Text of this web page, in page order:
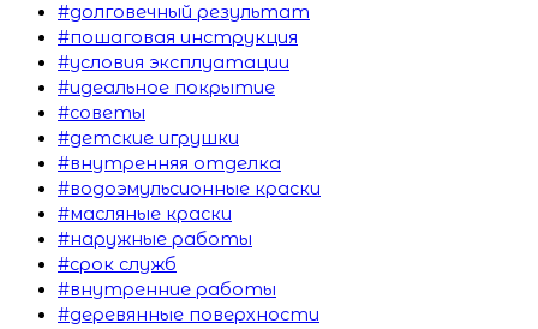
#долговечный результат
#пошаговая инструкция
#условия эксплуатации
#идеальное покрытие
#советы
#детские игрушки
#внутренняя отделка
#водоэмульсионные краски
#масляные краски
#наружные работы
#срок служб
#внутренние работы
#деревянные поверхности